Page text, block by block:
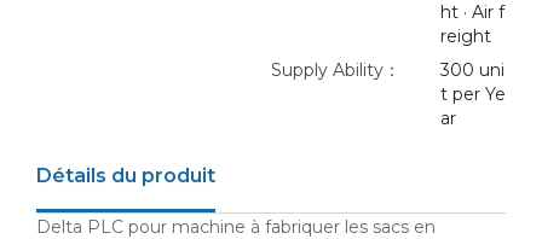
ht · Air f
reight
Supply Ability：
300 uni
t per Ye
ar
Détails du produit
Delta PLC pour machine à fabriquer les sacs en